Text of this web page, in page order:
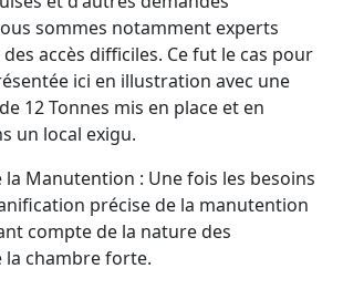
sommes notamment experts
accès difficiles. Ce fut le cas pour
ici en illustration avec une
12 Tonnes mis en place et en
un local exigu.
Manutention : Une fois les besoins
précise de la manutention
compte de la nature des
la chambre forte.